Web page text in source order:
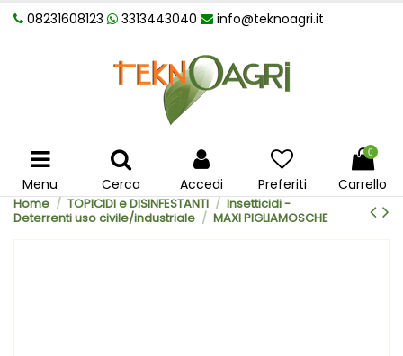
08231608123 3313443040 info@teknoagri.it
Menu Cerca Accedi Preferiti
0
Carrello
Home TOPICIDI e DISINFESTANTI
Insetticidi -
Deterrenti uso civile/industriale
MAXI PIGLIAMOSCHE